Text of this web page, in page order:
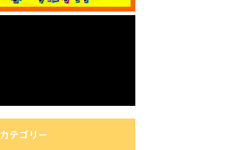
カテゴリー